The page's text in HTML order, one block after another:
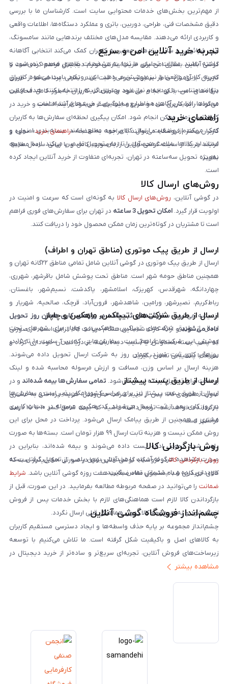
از مهم‌ترین بخش‌های خدمات محتوایی سایت است. کارشناسان ما با بررسی
دقیق مشخصات فنی، طراحی، دوربین، باتری و عملکرد دستگاه‌ها، اطلاعات واقعی
و کاربردی ارائه می‌دهند. مقایسه مدل‌های مختلف برندهایی مانند سامسونگ،
اپل، شیائومی و سایر برندهای معتبر به کاربران کمک می‌کند انتخابی آگاهانه
داشته باشند. مقالات تحلیلی ما تنها به مشخصات ظاهری محدود نمی‌شود و
تجربه کاربری واقعی را نیز پوشش می‌دهد. این رویکرد باعث می‌شود کاربران
بتوانند متناسب با بودجه و نیاز خود بهترین گزینه را انتخاب کنند. هدف از این
محتواها، افزایش آگاهی مخاطبان و جلوگیری از خریدهای اشتباه است.
تجربه خرید آنلاین امن و سریع
گوشی آنلاین بستری امن برای خرید اینترنتی لوازم دیجیتال فراهم کرده است تا
کاربران با آرامش خاطر سفارش خود را ثبت کنند. تمامی پرداخت‌ها از طریق
درگاه‌های امن بانکی انجام می‌شود و اطلاعات کاربران به‌طور کامل محافظت
می‌گردد. رابط کاربری ساده و سریع سایت باعث می‌شود فرآیند انتخاب و خرید در
کوتاه‌ترین زمان ممکن انجام شود. امکان پیگیری لحظه‌ای سفارش‌ها به کاربران
کمک می‌کند از وضعیت ارسال کالای خود مطلع باشند. بسته‌بندی اصولی و
استاندارد کالاها، سلامت محصول را تا زمان تحویل تضمین می‌کند. ارسال سریع،
به‌ویژه تحویل سه‌ساعته در تهران، تجربه‌ای متفاوت از خرید آنلاین ایجاد کرده
است.
راهنمای خرید
کاربران محترم فروشگاه می‌توانند با مراجعه به صفحه «راهنمای خرید»، نحوه و
فرایند خرید از سایت گوشی آنلاین را به‌صورت کامل و با زبانی ساده مطالعه
نمایند.
روش‌های ارسال کالا
در گوشی آنلاین، روش‌های ارسال کالا به گونه‌ای است که سرعت و امنیت در
اولویت قرار گیرد. امکان تحویل 3 ساعته
در تهران برای سفارش‌های فوری فراهم
است تا مشتریان در کوتاه‌ترین زمان ممکن محصول خود را دریافت کنند.
ارسال از طریق پیک موتوری (مناطق تهران و اطراف)
ارسال از طریق پیک موتوری در گوشی آنلاین شامل تمامی مناطق ۲۲گانه تهران و
همچنین مناطق حومه شهر است. مناطق تحت پوشش شامل باقرشهر، شهرری،
چهاردانگه، شهرقدس، کهریزک، اسلامشهر، پاکدشت، نسیم‌شهر، باغستان،
رباط‌کریم، نصیرشهر، ورامین، شاهدشهر، فرون‌آباد، قرچک، صالحیه، شهریار و
اندیشه می‌شود. سفارش‌های ثبت‌شده در روزهای کاری همان روز تحویل
داده می‌شوندو ارائه کارت شناسایی هنگام دریافت کالا الزامی است. در صورتی
که پلمپ بسته مخدوش یا آسیب دیده باشد، از دریافت آن خودداری کرده و
سریعاً با پشتیبانی تماس بگیرید.
ارسال از طریق شرکت‌های تیپاکس، ماهکس و چاپار
ارسال از طریق شرکت‌های تیپاکس، ماهکس و چاپار برای شهرهای تحت
پوشش این شرکت‌ها فراهم است. سفارش‌هایی که بین ساعت ۱۰ تا ۱۵ در
روزهای کاری ثبت شوند، همان روز به شرکت ارسال تحویل داده می‌شوند.
هزینه ارسال بر اساس وزن، مسافت و ارزش مرسوله محاسبه شده و لینک
پرداخت برای تحویل‌گیرنده ارسال می‌شود. تمامی سفارش‌ها بیمه شده‌اند و در
صورت مفقودی کالا، پس از تایید شرکت حمل‌ونقل، هزینه پرداختی به مشتری
بازگردانده خواهد شد. توجه داشته باشید که بیمه شامل کسر ۱۰ تا ۱۵ درصد
فرانشیز است.
ارسال از طریق پست پیشتاز
ارسال از طریق پست پیشتاز نیز برای سراسر کشور امکان‌پذیر است و سفارش‌ها
در روز کاری بعد از ثبت، ارسال می‌شوند. کد رهگیری مرسوله در حساب کاربری
مشتری و همچنین از طریق پیامک ارسال می‌شود. پرداخت در محل برای این
روش ممکن نیست و هزینه ثابت ارسال ۹۹ هزار تومان است. بسته‌ها به صورت
پلمپ شده تحویل اداره پست داده می‌شوند و بیمه شده‌اند، بنابراین در
صورت مشاهده هرگونه آسیب یا مخدوش بودن پلمپ، از تحویل گرفتن بسته
خودداری کرده و با پشتیبانی تماس بگیرید.
روش بازگردانی کالا
روش بازگردانی کالادر فروشگاه گوشی آنلاین تنها در صورتی امکان‌پذیر است که
کالای خریداری شده مشمول مفاد ضمانت هفت روزه گوشی آنلاین باشد. شرایط
ضمانت را می‌توانید در صفحه مربوطه مطالعه بفرمایید. در این صورت، قبل از
بازگرداندن کالا لازم است هماهنگی‌های لازم با بخش خدمات پس از فروش
انجام شود و به هیچ‌وجه کالا بدون هماهنگی قبلی ارسال نگردد.
چشم‌انداز فروشگاه گوشی آنلاین
چشم‌انداز مجموعه بر پایه حذف واسطه‌ها و ایجاد دسترسی مستقیم کاربران
به کالاهای اصل و باکیفیت شکل گرفته است. ما تلاش می‌کنیم با توسعه
زیرساخت‌های فروش آنلاین، تجربه‌ای سریع‌تر و ساده‌تر از خرید دیجیتال در
ایران ارائه دهیم. تبدیل‌شدن به مرجعی قابل اعتماد برای خرید کالای دیجیتال،
سمت تحقق این چشم‌انداز حرکت می‌کند.
مشاهده بیشتر